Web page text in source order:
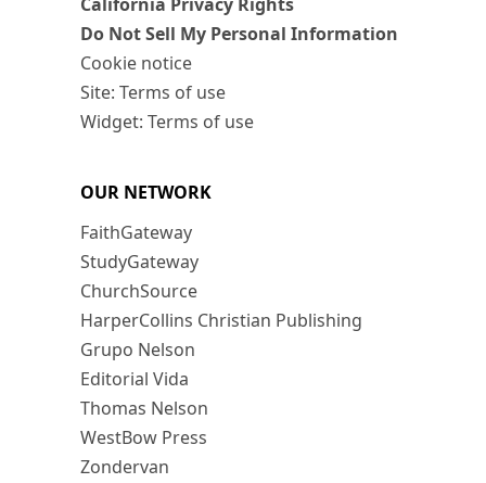
Do Not Sell My Personal Information
Cookie notice
Site: Terms of use
Widget: Terms of use
OUR NETWORK
FaithGateway
StudyGateway
ChurchSource
HarperCollins Christian Publishing
Grupo Nelson
Editorial Vida
Thomas Nelson
WestBow Press
Zondervan